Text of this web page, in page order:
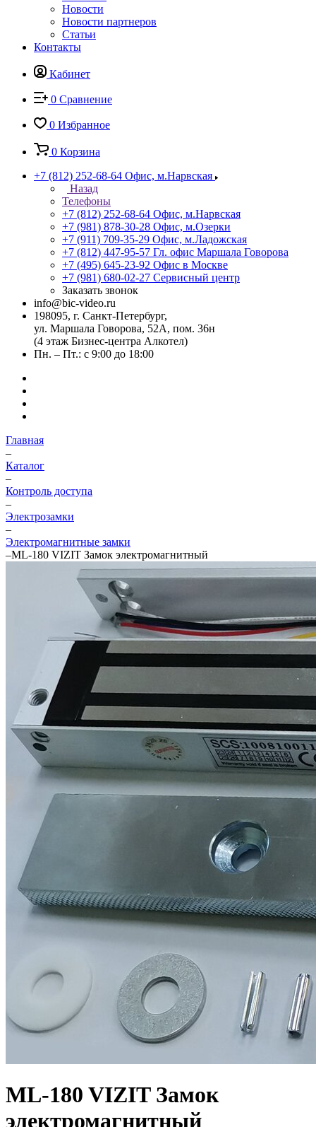
Новости
Новости партнеров
Статьи
Контакты
Кабинет
0 Сравнение
0 Избранное
0 Корзина
+7 (812) 252-68-64 Офис, м.Нарвская
Назад
Телефоны
+7 (812) 252-68-64 Офис, м.Нарвская
+7 (981) 878-30-28 Офис, м.Озерки
+7 (911) 709-35-29 Офис, м.Ладожская
+7 (812) 447-95-57 Гл. офис Маршала Говорова
+7 (495) 645-23-92 Офис в Москве
+7 (981) 680-02-27 Сервисный центр
Заказать звонок
info@bic-video.ru
198095, г. Санкт-Петербург,
ул. Маршала Говорова, 52А, пом. 36н
(4 этаж Бизнес-центра Алкотел)
Пн. – Пт.: с 9:00 до 18:00
Главная
–
Каталог
–
Контроль доступа
–
Электрозамки
–
Электромагнитные замки
–ML-180 VIZIT Замок электромагнитный
ML-180 VIZIT Замок
электромагнитный